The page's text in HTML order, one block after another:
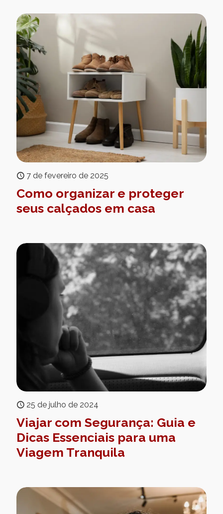
7 de fevereiro de 2025
Como organizar e proteger
seus calçados em casa
25 de julho de 2024
Viajar com Segurança: Guia e
Dicas Essenciais para uma
Viagem Tranquila